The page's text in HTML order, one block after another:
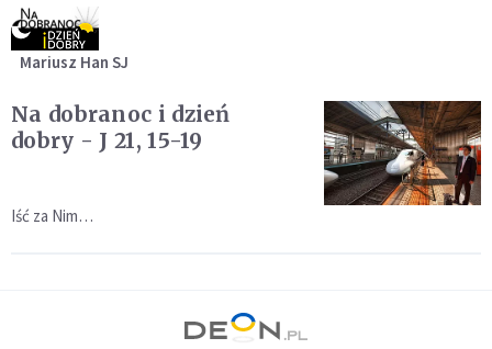
Mariusz Han SJ
Na dobranoc i dzień
dobry - J 21, 15-19
Iść za Nim…